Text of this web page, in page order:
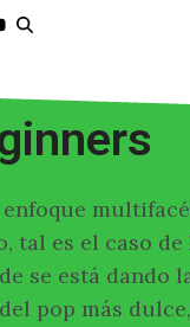
tal es el caso de
se está dando
pop más